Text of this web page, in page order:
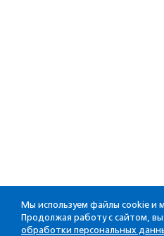
Мы используем файлы cookie и
Продолжая работу с сайтом, вы
обработки персональных